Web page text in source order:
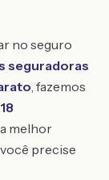
no seguro
seguradoras
, fazemos
melhor
precise